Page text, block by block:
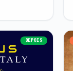
DEPOIS